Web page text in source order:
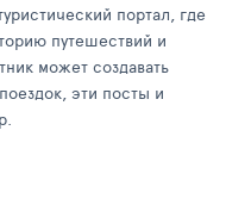
портал, где
путешествий и
может создавать
эти посты и